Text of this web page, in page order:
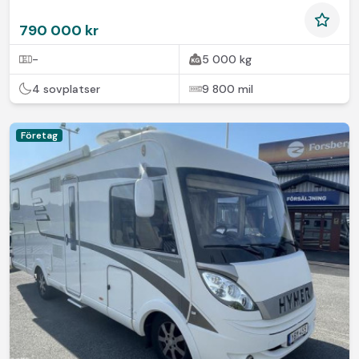
790 000 kr
- 5 000 kg
4 sovplatser 9 800 mil
Företag